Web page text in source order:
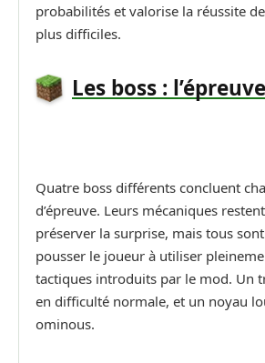
probabilités et valorise la réussite
plus difficiles.
Les boss :
Quatre boss différents concluent
d’épreuve. Leurs mécaniques
préserver la surprise, mais tous
pousser le joueur à utiliser
tactiques introduits par le mod. Un
en difficulté normale, et un noyau
ominous.